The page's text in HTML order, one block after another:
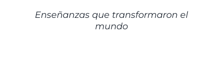
Enseñanzas que transformaron el
mundo